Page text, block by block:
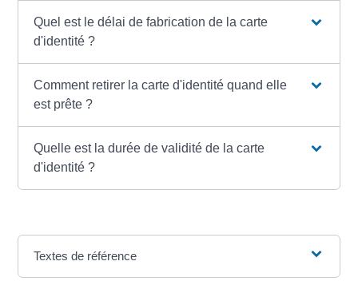
Quel est le délai de fabrication de la carte
d'identité ?
Comment retirer la carte d'identité quand elle
est prête ?
Quelle est la durée de validité de la carte
d'identité ?
Textes de référence